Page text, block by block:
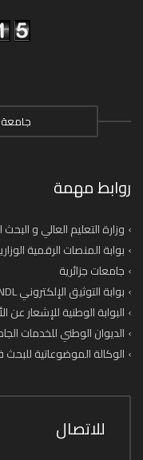
جامعة
روابط مهمة
وزارة التعليم العالي و
بوابة المنصات الرقمية
جامعات جزائرية
بوابة التوثيق الإلكتروني SNDL
البوابة الوطنية للإشعار عن
الديوان الوطني للخدمات
الوكالة الموضوعاتية للبحث
للاتصال